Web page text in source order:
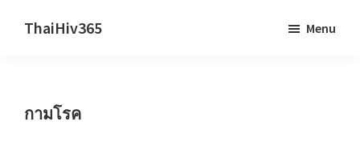
ThaiHiv365
behind.
Menu
กามโรค